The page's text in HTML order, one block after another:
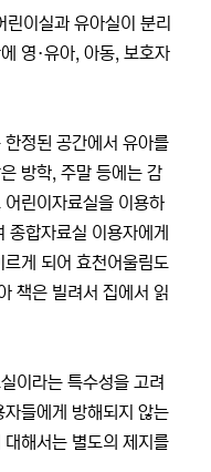
이실과 유아실이 분리
영·유아, 아동, 보호자
정된 공간에서 유아를
방학, 주말 등에는 감
린이자료실을 이용하
합자료실 이용자에게
게 되어 효천어울림도
책은 빌려서 집에서 읽
이라는 특수성을 고려
들에게 방해되지 않는
해서는 별도의 제지를